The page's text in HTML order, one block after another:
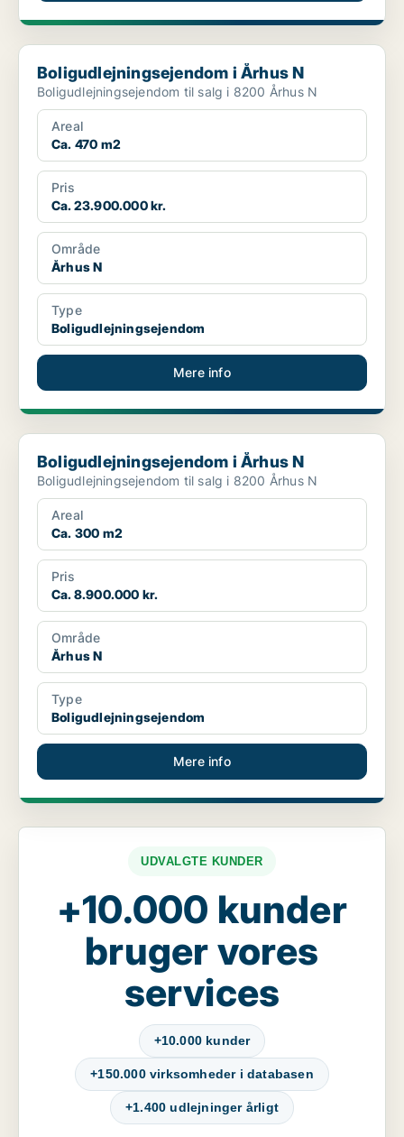
Boligudlejningsejendom i Århus N
Boligudlejningsejendom i Århus N
Boligudlejningsejendom til salg i 8200 Århus N
Areal
Ca. 470 m2
Pris
Ca. 23.900.000 kr.
Område
Århus N
Type
Boligudlejningsejendom
Mere info
Boligudlejningsejendom i Århus N
Boligudlejningsejendom i Århus N
Boligudlejningsejendom til salg i 8200 Århus N
Areal
Ca. 300 m2
Pris
Ca. 8.900.000 kr.
Område
Århus N
Type
Boligudlejningsejendom
Mere info
UDVALGTE KUNDER
+10.000 kunder
bruger vores
services
+10.000 kunder
+150.000 virksomheder i databasen
+1.400 udlejninger årligt